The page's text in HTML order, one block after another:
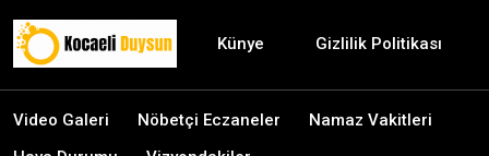
Künye Gizlilik Politikası
Video Galeri Nöbetçi Eczaneler
Namaz Vakitleri